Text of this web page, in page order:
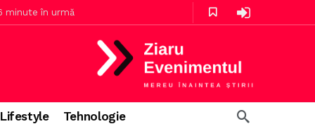
minute în urmă
Lifestyle Tehnologie